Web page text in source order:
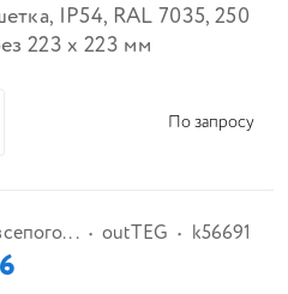
IP54, RAL 7035, 250
223 x 223 мм
По запросу
outTEG k56691